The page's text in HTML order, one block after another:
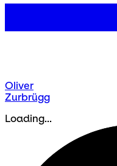
Oliver
Zurbrügg
Loading...